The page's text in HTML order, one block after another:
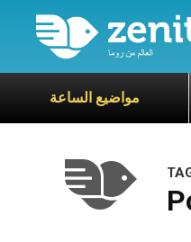
مواضيع الساعة